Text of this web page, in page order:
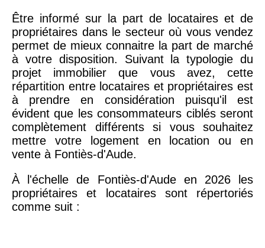
Être informé sur la part de locataires et de
propriétaires dans le secteur où vous vendez
permet de mieux connaitre la part de marché
à votre disposition. Suivant la typologie du
projet immobilier que vous avez, cette
répartition entre locataires et propriétaires est
à prendre en considération puisqu'il est
évident que les consommateurs ciblés seront
complètement différents si vous souhaitez
mettre votre logement en location ou en
vente à Fontiès-d'Aude.
À l'échelle de Fontiès-d'Aude en 2026 les
propriétaires et locataires sont répertoriés
comme suit :